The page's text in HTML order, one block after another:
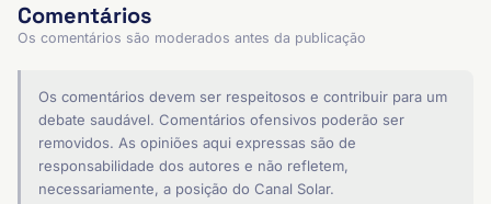
Comentários
Os comentários são moderados antes da publicação
Os comentários devem ser respeitosos e contribuir para um
debate saudável. Comentários ofensivos poderão ser
removidos. As opiniões aqui expressas são de
responsabilidade dos autores e não refletem,
necessariamente, a posição do Canal Solar.